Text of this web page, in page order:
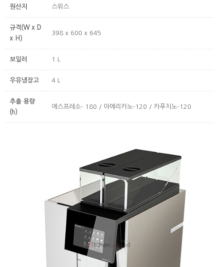
원산지 스위스
규격(W x D
x H)
398 x 600 x 645
보일러 1 L
우유냉장고 4 L
추출 용량
(h)
에스프레소- 180 / 아메리카노-120 / 카푸치노-120